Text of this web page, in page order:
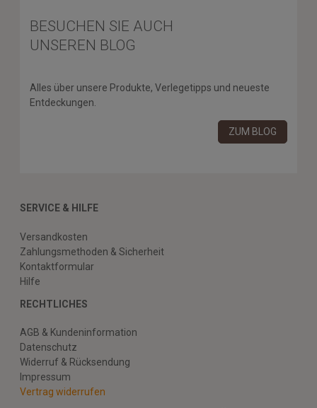
BESUCHEN SIE AUCH
UNSEREN BLOG
Alles über unsere Produkte, Verlegetipps und neueste
Entdeckungen.
ZUM BLOG
SERVICE & HILFE
Versandkosten
Zahlungsmethoden & Sicherheit
Kontaktformular
Hilfe
RECHTLICHES
AGB & Kundeninformation
Datenschutz
Widerruf & Rücksendung
Impressum
Vertrag widerrufen